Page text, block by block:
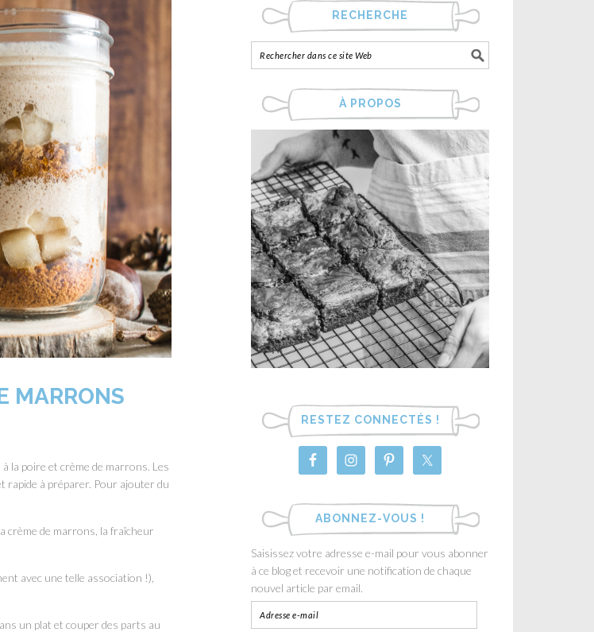
MARRONS
la poire et crème de marrons. Les
rapide à préparer. Pour ajouter du
crème de marrons, la fraîcheur
avec une telle association !),
un plat et couper des parts au
RECHERCHE
À PROPOS
RESTEZ CONNECTÉS !
ABONNEZ-VOUS !
Saisissez votre adresse e-mail pour vous abonner
à ce blog et recevoir une notification de chaque
nouvel article par email.